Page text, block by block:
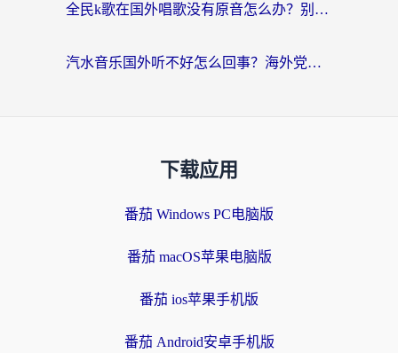
全民k歌在国外唱歌没有原音怎么办？别让地域限制毁了你的麦霸时刻
汽水音乐国外听不好怎么回事？海外党亲测有效的回国加速方案来了
下载应用
番茄 Windows PC电脑版
番茄 macOS苹果电脑版
番茄 ios苹果手机版
番茄 Android安卓手机版